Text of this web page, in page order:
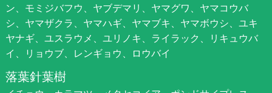
ン、モミジバフウ、ヤブデマリ、ヤマグワ、ヤマコウバ
シ、ヤマザクラ、ヤマハギ、ヤマブキ、ヤマボウシ、ユキ
ヤナギ、ユスラウメ、ユリノキ、ライラック、リキュウバ
イ、リョウブ、レンギョウ、ロウバイ
落葉針葉樹